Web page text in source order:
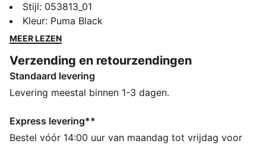
als je onderweg bent. Strakke lijnen, een sportdop en
een stoer PUMA logo zullen je dorst naar stijl lessen.
Stijl: 053813_01
Kleur: Puma Black
MEER LEZEN
Verzending en retourzendingen
Standaard levering
Levering meestal binnen 1-3 dagen.
Express levering**
Bestel vóór 14:00 uur van maandag tot vrijdag voor